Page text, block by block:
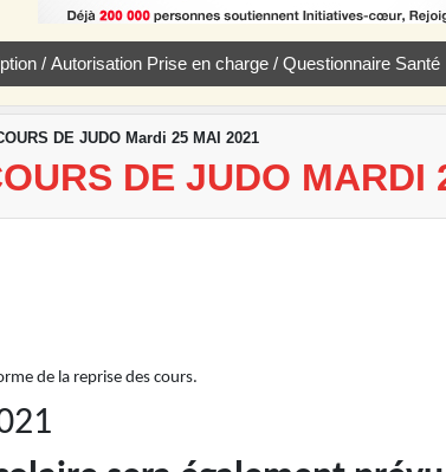
/ Autorisation Prise en charge / Questionnaire Santé
DE JUDO Mardi 25 MAI 2021
DE JUDO MARDI
de la reprise des cours.